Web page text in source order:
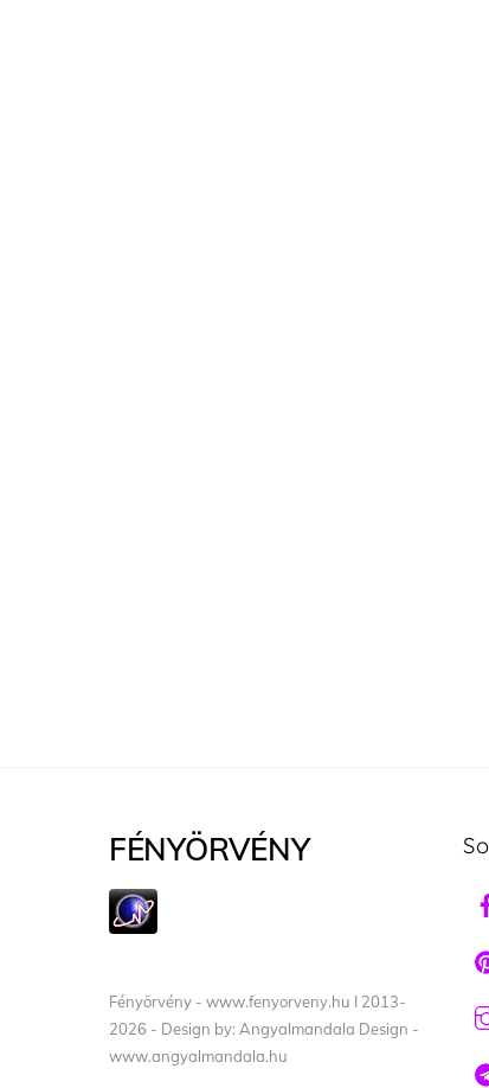
FÉNYÖRVÉNY
Fényörvény - www.fenyorveny.hu I 2013-
2026 - Design by: Angyalmandala Design -
www.angyalmandala.hu